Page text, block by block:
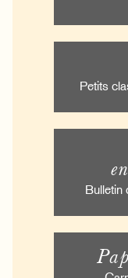
Petits
Bulletin